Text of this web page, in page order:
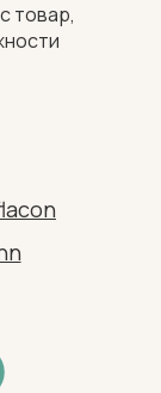
товар,